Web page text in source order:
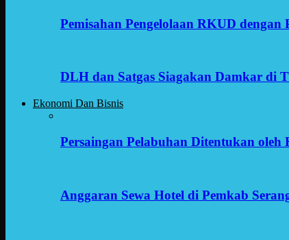
Pemisahan Pengelolaan RKUD
DLH dan Satgas Siagakan Damkar di
Ekonomi Dan Bisnis
Persaingan Pelabuhan Ditentukan
Anggaran Sewa Hotel di Pemkab